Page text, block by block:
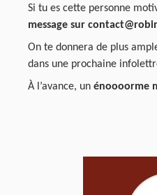
Si tu es cette personne
message sur
On te donnera de plus
dans une prochaine
À l’avance, un énoooorme